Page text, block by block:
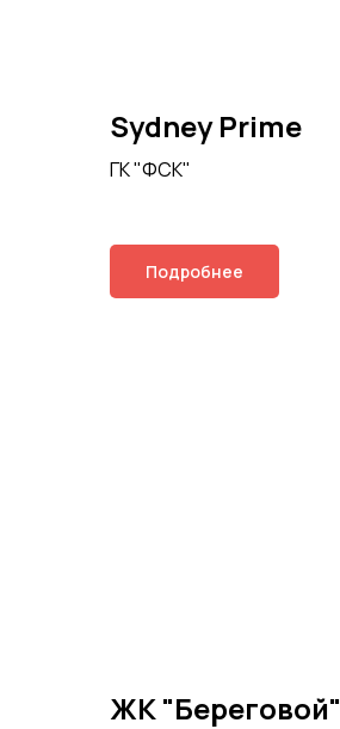
Sydney Prime
ГК "ФСК"
Подробнее
ЖК "Береговой"